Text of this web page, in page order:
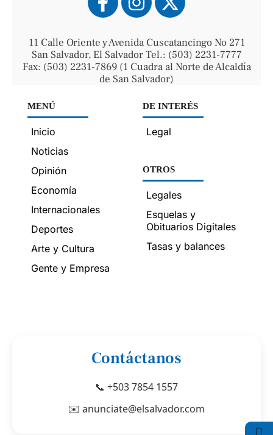
11 Calle Oriente y Avenida Cuscatancingo No 271
San Salvador, El Salvador Tel.: (503) 2231-7777
Fax: (503) 2231-7869 (1 Cuadra al Norte de Alcaldía
de San Salvador)
MENÚ
Inicio
Noticias
Opinión
Economía
Internacionales
Deportes
Arte y Cultura
Gente y Empresa
DE INTERÉS
Legal
OTROS
Legales
Esquelas y
Obituarios Digitales
Tasas y balances
Contáctanos
📞 +503 7854 1557
✉️ anunciate@elsalvador.com